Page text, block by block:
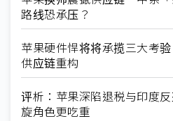
路线恐承压？
苹果硬件悍将将承揽三大考
供应链重构
评析：苹果深陷退税与印度
旋角色更吃重